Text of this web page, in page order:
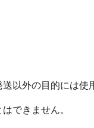
以外の目的には使
できません。